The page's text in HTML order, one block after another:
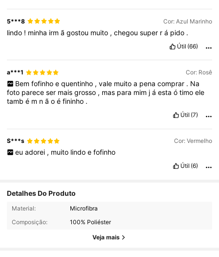
5***8 Cor: Azul Marinho
lindo ! minha irmãgostou muito ,chegousuper rá pido .
Útil (66)
a***1 Cor: Rosê
Bem fofinho e quentinho , vale muito a pena comprar . Na
foto pareceser maisgrosso , mas para mim jáestaótimoele
també m nãoéfininho .
Útil (7)
S***s Cor: Vermelho
eu adorei , muito lindo e fofinho
Útil (6)
Detalhes Do Produto
Material:
Microfibra
Composição:
100% Poliéster
Veja mais
4,40